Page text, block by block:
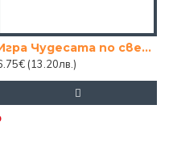
Игра Чудесата по света
(13.20лв.)